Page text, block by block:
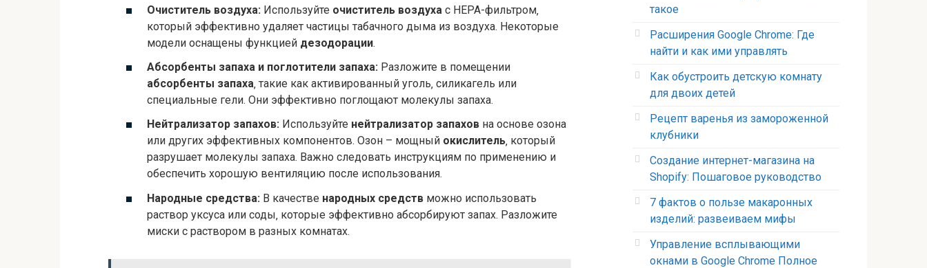
Очиститель воздуха: Используйте очиститель воздуха с HEPA-фильтром‚
который эффективно удаляет частицы табачного дыма из воздуха. Некоторые
модели оснащены функцией дезодорации.
Абсорбенты запаха и поглотители запаха: Разложите в помещении
абсорбенты запаха‚ такие как активированный уголь‚ силикагель или
специальные гели. Они эффективно поглощают молекулы запаха.
Нейтрализатор запахов: Используйте нейтрализатор запахов на основе озона
или других эффективных компонентов. Озон – мощный окислитель‚ который
разрушает молекулы запаха. Важно следовать инструкциям по применению и
обеспечить хорошую вентиляцию после использования.
Народные средства: В качестве народных средств можно использовать
раствор уксуса или соды‚ которые эффективно абсорбируют запах. Разложите
миски с раствором в разных комнатах.
такое
Расширения Google Chrome: Где
найти и как ими управлять
Как обустроить детскую комнату
для двоих детей
Рецепт варенья из замороженной
клубники
Создание интернет-магазина на
Shopify: Пошаговое руководство
7 фактов о пользе макаронных
изделий: развеиваем мифы
Управление всплывающими
окнами в Google Chrome Полное